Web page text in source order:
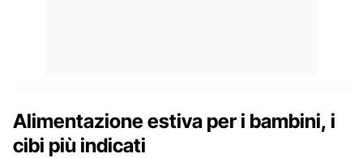
Alimentazione estiva per i bambini, i
cibi più indicati